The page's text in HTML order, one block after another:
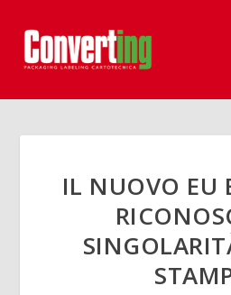
IL NUOVO EU